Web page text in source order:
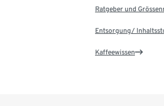
Ratgeber und
Entsorgung/
Kaffeewissen